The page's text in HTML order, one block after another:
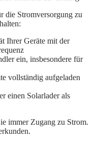
die Stromversorgung zu
Ihrer Geräte mit der
ein, insbesondere für
vollständig aufgeladen
einen Solarlader als
immer Zugang zu Strom.